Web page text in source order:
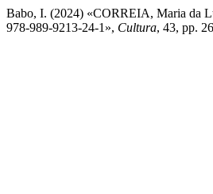
Babo, I. (2024) «CORREIA, Maria da
978‑989‑9213‑24‑1», Cultura, 43, pp.